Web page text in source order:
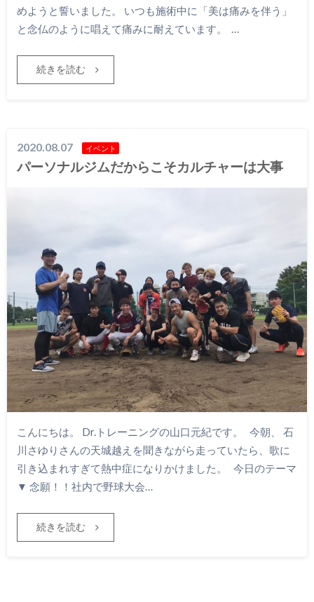
めようと誓いました。 いつも施術中に「美は痛みを伴う」
と念仏のように唱えて痛みに耐えています。 …
続きを読む
2020.08.07 イベント
パーソナルジムだからこそカルチャーは大事
こんにちは。 Dr.トレーニングの山口元紀です。 今朝、 石
川さゆりさんの天城越えを聞きながら走っていたら、歌に
引き込まれすぎて熱中症になりかけました。 今日のテーマ
▼ 念願！！社内で野球大会…
続きを読む